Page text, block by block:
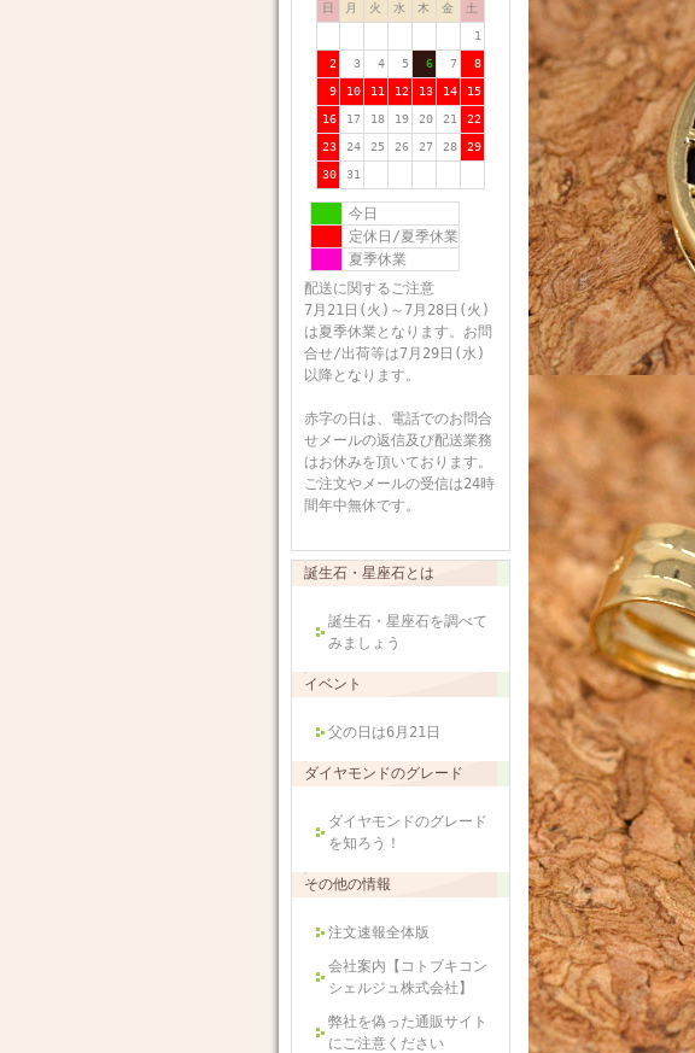
日 月 火 水 木 金 土
1
2 3 4 5 6 7 8
9 10 11 12 13 14 15
16 17 18 19 20 21 22
23 24 25 26 27 28 29
30 31
今日
定休日/夏季休業
夏季休業
配送に関するご注意
7月21日(火)～7月28日(火)
は夏季休業となります。お問
合せ/出荷等は7月29日(水)
以降となります。
赤字の日は、電話でのお問合
せメールの返信及び配送業務
はお休みを頂いております。
ご注文やメールの受信は24時
間年中無休です。
誕生石・星座石とは
誕生石・星座石を調べて
みましょう
イベント
父の日は6月21日
ダイヤモンドのグレード
ダイヤモンドのグレード
を知ろう！
その他の情報
注文速報全体版
会社案内【コトブキコン
シェルジュ株式会社】
弊社を偽った通販サイト
にご注意ください